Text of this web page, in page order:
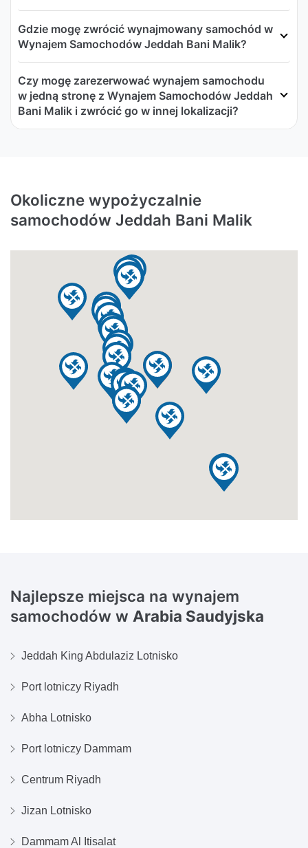
Gdzie mogę zwrócić wynajmowany samochód w
Wynajem Samochodów Jeddah Bani Malik?
Czy mogę zarezerwować wynajem samochodu
w jedną stronę z Wynajem Samochodów Jeddah
Bani Malik i zwrócić go w innej lokalizacji?
Okoliczne wypożyczalnie
samochodów Jeddah Bani Malik
Najlepsze miejsca na wynajem
samochodów w Arabia Saudyjska
Jeddah King Abdulaziz Lotnisko
Port lotniczy Riyadh
Abha Lotnisko
Port lotniczy Dammam
Centrum Riyadh
Jizan Lotnisko
Dammam Al Itisalat